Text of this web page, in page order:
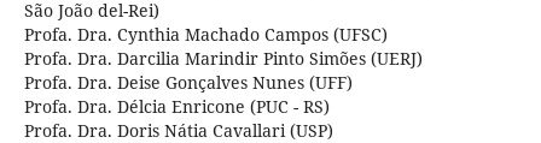
São João del-Rei)
Profa. Dra. Cynthia Machado Campos (UFSC)
Profa. Dra. Darcilia Marindir Pinto Simões (UERJ)
Profa. Dra. Deise Gonçalves Nunes (UFF)
Profa. Dra. Délcia Enricone (PUC - RS)
Profa. Dra. Doris Nátia Cavallari (USP)